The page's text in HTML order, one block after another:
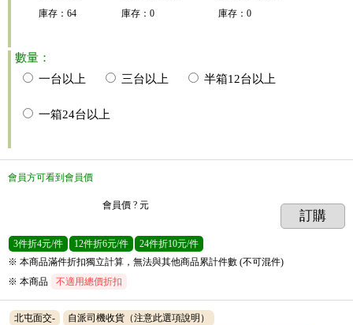
庫存 ： 64
庫存 ： 0
庫存 ： 0
數量：
一台以上
三台以上 半箱12台以上
一箱24台以上
會員方可看到會員價
會員價 ? 元
訂購
3件折4元/件 12件折6元/件 24件折10元/件
※ 本商品滿件折扣獨立計算，無法與其他商品累計件數 (不可混件)
※ 本商品
不適用總價折扣
北屯面交-
自派司機收貨（注意此選項說明）